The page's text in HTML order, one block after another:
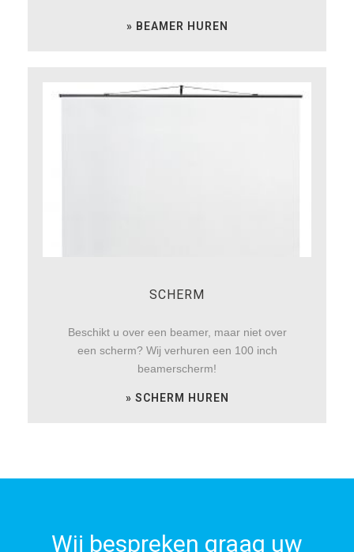
» BEAMER HUREN
SCHERM
Beschikt u over een beamer, maar niet over
een scherm? Wij verhuren een 100 inch
beamerscherm!
» SCHERM HUREN
Wij bespreken graag uw